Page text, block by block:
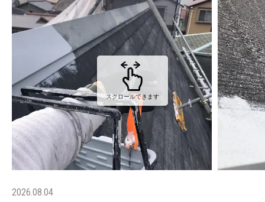
スクロールできます
2026.08.04